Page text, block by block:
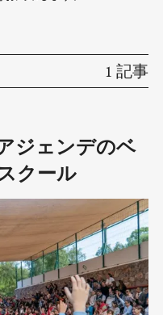
1 記事
ジェンデのベ
クール